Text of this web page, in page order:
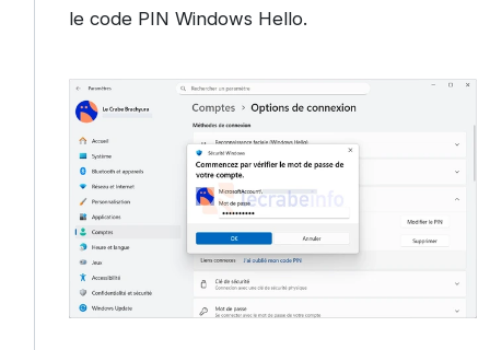
le code PIN Windows Hello.